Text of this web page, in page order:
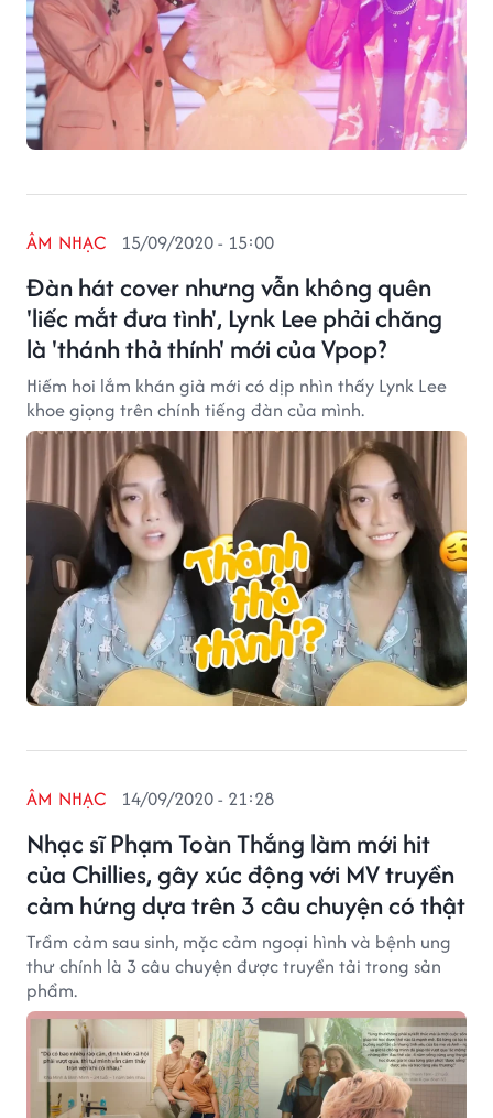
Đàn hát cover nhưng vẫn không quên
'liếc mắt đưa tình', Lynk Lee phải chăng
là 'thánh thả thính' mới của Vpop?
ÂM NHẠC 15/09/2020 - 15:00
Hiếm hoi lắm khán giả mới có dịp nhìn thấy Lynk Lee
khoe giọng trên chính tiếng đàn của mình.
Nhạc sĩ Phạm Toàn Thắng làm mới hit
của Chillies, gây xúc động với MV truyền
cảm hứng dựa trên 3 câu chuyện có thật
ÂM NHẠC 14/09/2020 - 21:28
Trầm cảm sau sinh, mặc cảm ngoại hình và bệnh ung
thư chính là 3 câu chuyện được truyền tải trong sản
phẩm.